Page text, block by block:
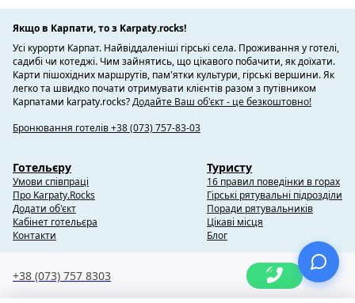
+38 (073) 757 8303
Якщо в Карпати, то з Karpaty.rocks!
Усі курорти Карпат. Найвіддаленіші гірські села. Проживання у готелі,
садибі чи котеджі. Чим зайнятись, що цікавого побачити, як доїхати.
Карти пішохідних маршрутів, пам'ятки культури, гірські вершини. Як
легко та швидко почати отримувати клієнтів разом з путівником
Карпатами karpaty.rocks?Додайте Ваш об'єкт - це безкоштовно!
Бронювання готелів +38 (073) 757-83-03
Готельєру
Умови співпраці
Про Karpaty.Rocks
Додати об'єкт
Кабінет готельєра
Контакти
Туристу
16 правил поведінки в горах
Гірські рятувальні підрозділи
Поради рятувальників
Цікаві місця
Блог
Copyright @ 2010-2014 Karpaty.Rocks